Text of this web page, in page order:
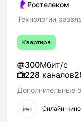
Ростелеком
Технологии
Квартира
300Мбит/с
228 каналов
Дополнительные
Онлайн-